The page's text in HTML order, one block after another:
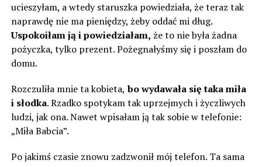
ucieszyłam, a wtedy staruszka powiedziała, że ​​teraz tak
naprawdę nie ma pieniędzy, żeby oddać mi dług.
Uspokoiłam ją i powiedziałam, że ​​to nie była żadna
pożyczka, tylko prezent. Pożegnałyśmy się i poszłam do
domu.
Rozczuliła mnie ta kobieta, bo wydawała się taka miła
i słodka. Rzadko spotykam tak uprzejmych i życzliwych
ludzi, jak ona. Nawet wpisałam ją tak sobie w telefonie:
„Miła Babcia”.
Po jakimś czasie znowu zadzwonił mój telefon. Ta sama